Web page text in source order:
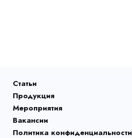
Статьи
Продукция
Мероприятия
Вакансии
Политика конфиденциальности